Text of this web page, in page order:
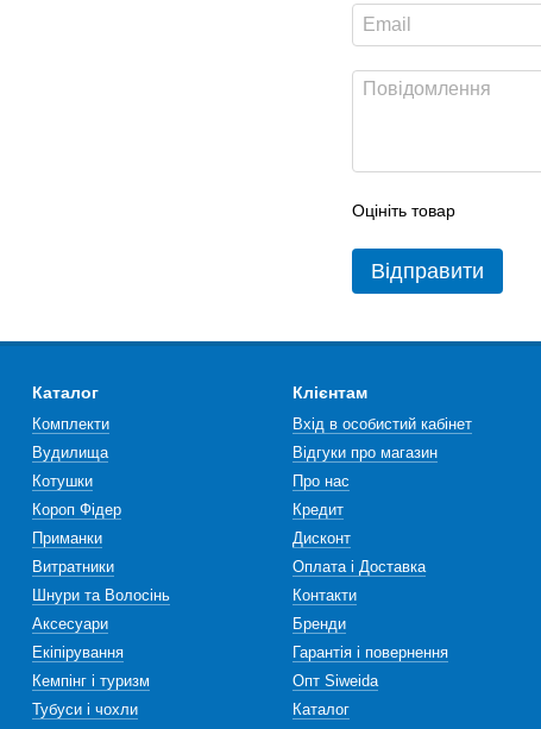
Оцініть товар
Відправити
Каталог
Комплекти
Вудилища
Котушки
Короп Фідер
Приманки
Витратники
Шнури та Волосінь
Аксесуари
Екіпірування
Кемпінг і туризм
Тубуси і чохли
Клієнтам
Вхід в особистий кабінет
Відгуки про магазин
Про нас
Кредит
Дисконт
Оплата і Доставка
Контакти
Бренди
Гарантія і повернення
Опт Siweida
Каталог